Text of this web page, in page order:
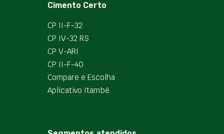
Cimento Certo
CP II-F-32
CP IV-32 RS
CP V-ARI
CP II-F-40
Compare e Escolha
Aplicativo Itambé